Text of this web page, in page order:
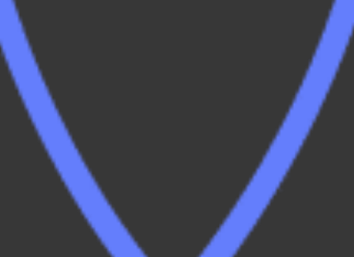
Flexibilidad y movilidad
No dependes de una localización, sólo
necesitas una conexión a Internet para poder
emitir o recibir llamadas desde tu número
habitual. Tu oficina viaja contigo, siente la
libertad de trabajar desde donde quieras.